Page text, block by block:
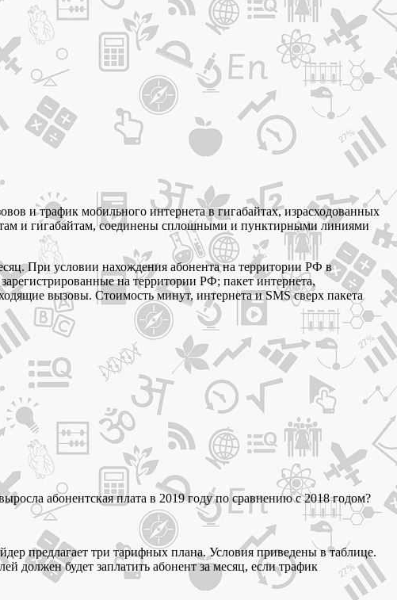
и трафик мобильного интернета в гигабайтах, израсходованных
и гигабайтам, соединены сплошными и пунктирными линиями
При условии нахождения абонента на территории РФ в
на территории РФ; пакет интернета,
вызовы. Стоимость минут, интернета и SMS сверх пакета
абонентская плата в 2019 году по сравнению с 2018 годом?
предлагает три тарифных плана. Условия приведены в таблице.
должен будет заплатить абонент за месяц, если трафик